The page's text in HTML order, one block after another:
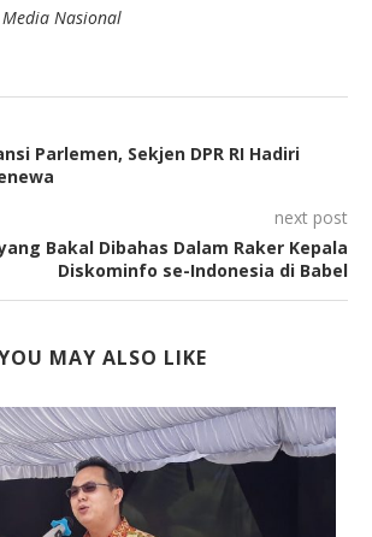
Nasional
Parlemen, Sekjen DPR RI Hadiri
next post
Bakal Dibahas Dalam Raker Kepala
Diskominfo se-Indonesia di Babel
MAY ALSO LIKE